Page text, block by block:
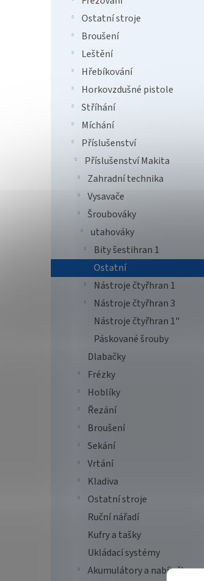
Ostatní stroje
Broušení
Leštění
Hřebíkování
Horkovzdušné pistole
Stříhání
Míchání
Příslušenství
Příslušenství Makita
Zahradní technika
Vysavače
Šroubováky
utahováky
Bity šestihran 1
Ostatní
Nástroje čtyřhran 1
Nástroje čtyřhran 3
Nástroje čtyřhran 1"
Páskované šrouby
Dlabačky
Frézky
Hoblíky
Řezání
Broušení
Sekání
Vrtání
Kladiva
Ostatní stroje
Ruční nářadí
Kufry a tašky
Ukládací systémy
Akumulátory a nabíječky